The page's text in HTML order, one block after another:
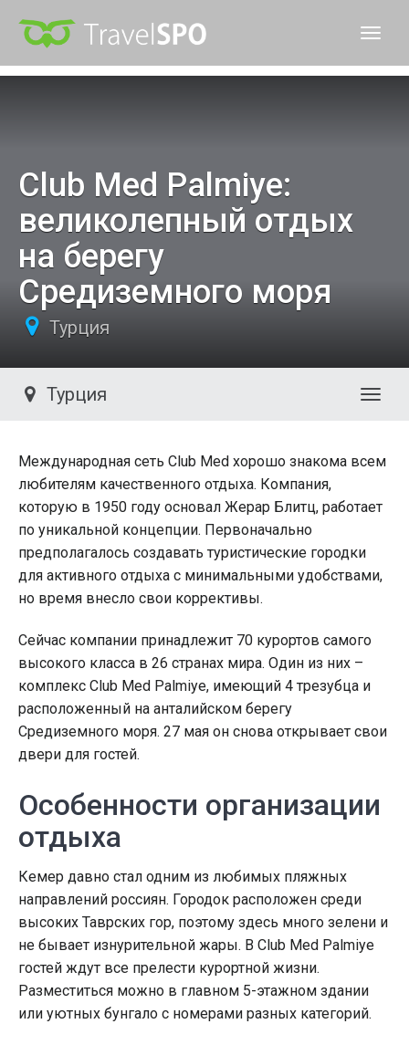
TravelSPO
Club Med Palmiye:
великолепный отдых
на берегу
Средиземного моря
Турция
Турция
Международная сеть Club Med хорошо знакома всем
любителям качественного отдыха. Компания,
которую в 1950 году основал Жерар Блитц, работает
по уникальной концепции. Первоначально
предполагалось создавать туристические городки
для активного отдыха с минимальными удобствами,
но время внесло свои коррективы.
Сейчас компании принадлежит 70 курортов самого
высокого класса в 26 странах мира. Один из них –
комплекс Club Med Palmiye, имеющий 4 трезубца и
расположенный на анталийском берегу
Средиземного моря. 27 мая он снова открывает свои
двери для гостей.
Особенности организации
отдыха
Кемер давно стал одним из любимых пляжных
направлений россиян. Городок расположен среди
высоких Таврских гор, поэтому здесь много зелени и
не бывает изнурительной жары. В Club Med Palmiye
гостей ждут все прелести курортной жизни.
Разместиться можно в главном 5-этажном здании
или уютных бунгало с номерами разных категорий.